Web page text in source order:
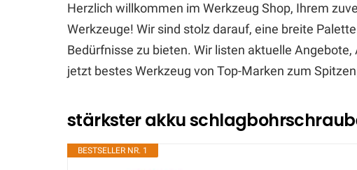
Herzlich willkommen im Werkzeug Shop, Ihrem
Werkzeuge! Wir sind stolz darauf, eine breite
Bedürfnisse zu bieten. Wir listen aktuelle
jetzt bestes Werkzeug von Top-Marken zum
stärkster akku
BESTSELLER NR. 1